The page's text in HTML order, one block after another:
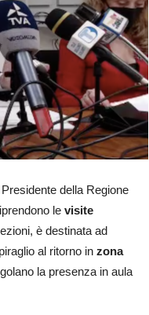
della Regione
le visite
è destinata ad
al ritorno in zona
la presenza in aula